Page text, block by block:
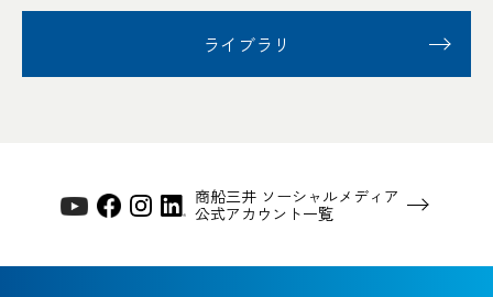
ライブラリ
商船三井 ソーシャルメディア
公式アカウント一覧